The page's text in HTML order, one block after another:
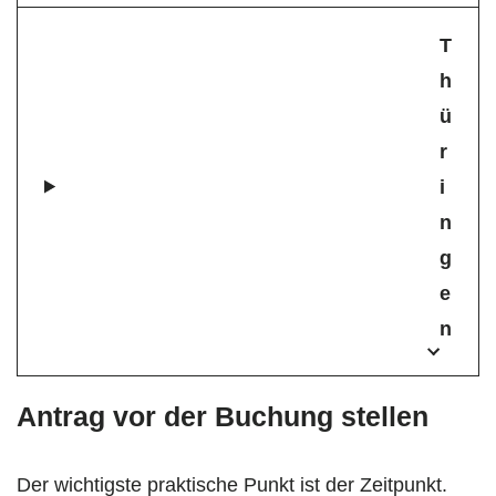
T
h
ü
r
i
n
g
e
n
Antrag vor der Buchung stellen
Der wichtigste praktische Punkt ist der Zeitpunkt.